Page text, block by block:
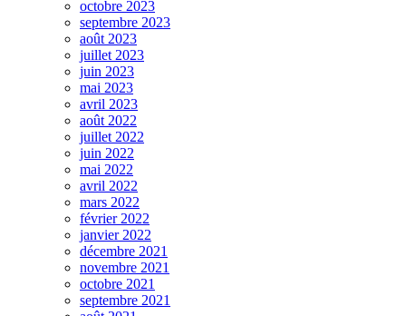
octobre 2023
septembre 2023
août 2023
juillet 2023
juin 2023
mai 2023
avril 2023
août 2022
juillet 2022
juin 2022
mai 2022
avril 2022
mars 2022
février 2022
janvier 2022
décembre 2021
novembre 2021
octobre 2021
septembre 2021